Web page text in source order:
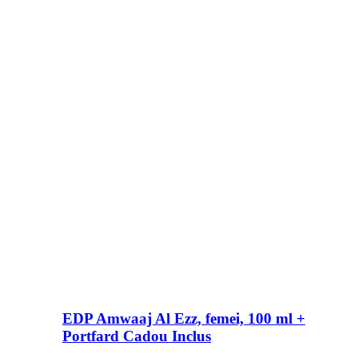
EDP Amwaaj Al Ezz, femei, 100 ml +
Portfard Cadou Inclus